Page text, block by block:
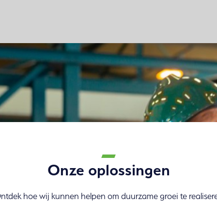
Onze oplossingen
hoe wij kunnen helpen om duurzame groei te